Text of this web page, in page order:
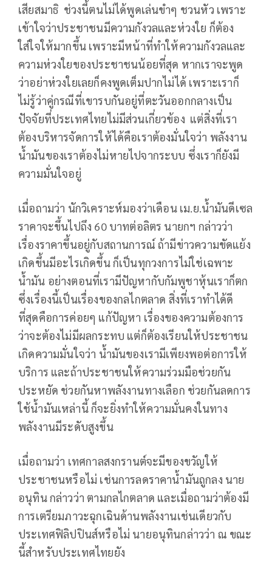
เสียสมาธิ ช่วงนี้ตนไม่ได้พูดเล่นขำๆ ชวนหัว เพราะ
เข้าใจว่าประชาชนมีความกังวลและห่วงใย ก็ต้อง
ใส่ใจให้มากขึ้น เพราะมีหน้าที่ทําให้ความกังวลและ
ความห่วงใยของประชาชนน้อยที่สุด หากเราจะพูด
ว่าอย่าห่วงใยเลยก็คงพูดเต็มปากไม่ได้ เพราะเราก็
ไม่รู้ว่าคู่กรณีที่เขารบกันอยู่ที่ตะวันออกกลางเป็น
ปัจจัยที่ประเทศไทยไม่มีส่วนเกี่ยวข้อง แต่สิ่งที่เรา
ต้องบริหารจัดการให้ได้คือเราต้องมั่นใจว่า พลังงาน
น้ำมันของเราต้องไม่หายไปจากระบบ ซึ่งเราก็ยังมี
ความมั่นใจอยู่
เมื่อถามว่า นักวิเคราะห์มองว่าเดือน เม.ย.น้ำมันดีเซล
ราคาจะขึ้นไปถึง 60 บาทต่อลิตร นายกฯ กล่าวว่า
เรื่องราคาขึ้นอยู่กับสถานการณ์ ถ้ามีข่าวความขัดแย้ง
เกิดขึ้นมีอะไรเกิดขึ้น ก็เป็นทุกวงการไม่ใช่เฉพาะ
น้ำมัน อย่างตอนที่เรามีปัญหากับกัมพูชาหุ้นเราก็ตก
ซึ่งเรื่องนี้เป็นเรื่องของกลไกตลาด สิ่งที่เราทำได้ดี
ที่สุดคือการค่อยๆ แก้ปัญหา เรื่องของความต้องการ
ว่าจะต้องไม่มีผลกระทบ แต่ก็ต้องเรียนให้ประชาชน
เกิดความมั่นใจว่า น้ำมันของเรามีเพียงพอต่อการให้
บริการ และถ้าประชาชนให้ความร่วมมือช่วยกัน
ประหยัด ช่วยกันหาพลังงานทางเลือก ช่วยกันลดการ
ใช้น้ำมันเหล่านี้ ก็จะยิ่งทำให้ความมั่นคงในทาง
พลังงานมีระดับสูงขึ้น
เมื่อถามว่า เทศกาลสงกรานต์จะมีของขวัญให้
ประชาชนหรือไม่ เช่นการลดราคาน้ำมันถูกลง นาย
อนุทิน กล่าวว่า ตามกลไกตลาด และเมื่อถามว่าต้องมี
การเตรียมภาวะฉุกเฉินด้านพลังงานเช่นเดียวกับ
ประเทศฟิลิปปินส์หรือไม่ นายอนุทินกล่าวว่า ณ ขณะ
นี้สำหรับประเทศไทยยัง